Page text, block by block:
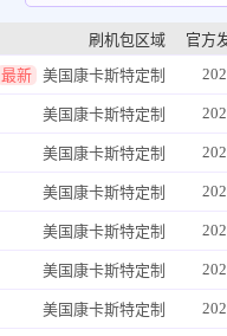
刷机包区域
官方
最新 美国康卡斯特定制
美国康卡斯特定制
美国康卡斯特定制
美国康卡斯特定制
美国康卡斯特定制
美国康卡斯特定制
美国康卡斯特定制